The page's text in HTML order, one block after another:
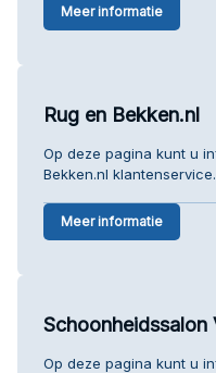
Meer informatie
Rug en Bekken.nl
Op deze pagina kunt u
Bekken.nl klantenservice.
Meer informatie
Schoonheidssalon
Op deze pagina kunt u